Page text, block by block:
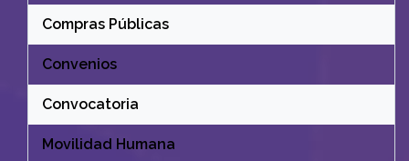
Compras Públicas
Convenios
Convocatoria
Movilidad Humana